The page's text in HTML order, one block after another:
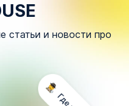
статьи и новости про